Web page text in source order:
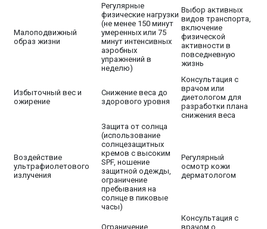
Малоподвижный
образ жизни
Регулярные
физические нагрузки
(не менее 150 минут
умеренных или 75
минут интенсивных
аэробных
упражнений в
неделю)
Выбор активных
видов транспорта,
включение
физической
активности в
повседневную
жизнь
Избыточный вес и
ожирение
Снижение веса до
здорового уровня
Консультация с
врачом или
диетологом для
разработки плана
снижения веса
Воздействие
ультрафиолетового
излучения
Защита от солнца
(использование
солнцезащитных
кремов с высоким
SPF, ношение
защитной одежды,
ограничение
пребывания на
солнце в пиковые
часы)
Регулярный
осмотр кожи
дерматологом
Ограничение
Консультация с
врачом о